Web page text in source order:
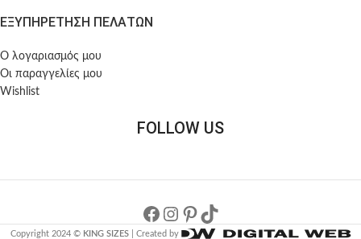
ΕΞΥΠΗΡΕΤΗΣΗ ΠΕΛΑΤΩΝ
Ο λογαριασμός μου
Οι παραγγελίες μου
Wishlist
FOLLOW US
Copyright 2024 © KING SIZES| Created by